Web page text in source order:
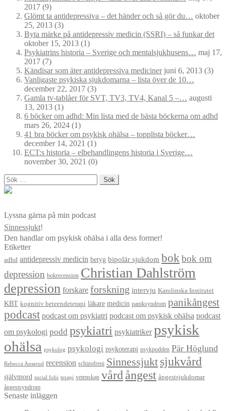
2017 (9)
Glömt ta antidepressiva – det händer och så gör du… oktober
25, 2013 (3)
Byta märke på antidepressiv medicin (SSRI) – så funkar det
oktober 15, 2013 (1)
Psykiatrins historia – Sverige och mentalsjukhusens… maj 17,
2017 (7)
Kändisar som äter antidepressiva medicinerjuni 6, 2013 (3)
Vanligaste psykiska sjukdomarna – lista över de 10…
december 22, 2017 (3)
Gamla tv-tablåer för SVT, TV3, TV4, Kanal 5 –… augusti
13, 2013 (1)
6 böcker om adhd: Min lista med de bästa böckerna om adhd
mars 26, 2024 (1)
41 bra böcker om psykisk ohälsa – topplista böcker…
december 14, 2021 (1)
ECT:s historia – elbehandlingens historia i Sverige…
november 30, 2021 (0)
Sök
efter:
Lyssna gärna på min podcast
Sinnessjukt!
Den handlar om psykisk ohälsa i alla dess former!
Etiketter
adhd antidepressiv medicin betyg bipolär sjukdom bok bok om
depression bokrecension Christian Dahlström
depression forskare forskning intervju Karolinska Institutet
KBT kognitiv beteendeterapi läkare medicin paniksyndrom panikångest
podcast podcast om psykiatri podcast om psykisk ohälsa podcast
om psykologi podd psykiatri psykiatriker psykisk
ohälsa psykolog psykologi psykoterapi psykpodden Pär Höglund
Rebecca Anserud recension schizofreni Sinnessjukt sjukvård
självmord social fobi terapi vetenskap vård ångest ångestsjukdomar
ångestsyndrom
Senaste inläggen